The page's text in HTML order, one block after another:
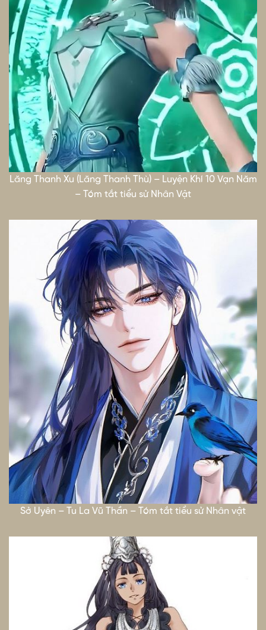
Lăng Thanh Xu (Lăng Thanh Thù) – Luyện Khí 10 Vạn Năm
– Tóm tắt tiểu sử Nhân Vật
Sở Uyên – Tu La Vũ Thần – Tóm tắt tiểu sử Nhân vật